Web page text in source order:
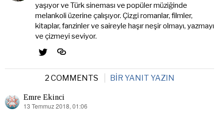
yaşıyor ve Türk sineması ve popüler müziğinde
melankoli üzerine çalışıyor. Çizgi romanlar, filmler,
kitaplar, fanzinler ve saireyle haşır neşir olmayı, yazmayı
ve çizmeyi seviyor.
2 COMMENTS BIR YANIT YAZIN
Emre Ekinci
dedi
13 Temmuz 2018, 01:06